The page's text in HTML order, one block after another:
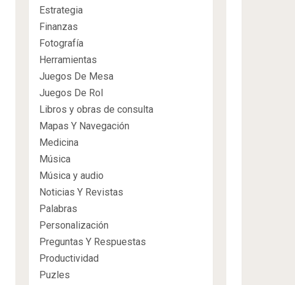
Estrategia
Finanzas
Fotografía
Herramientas
Juegos De Mesa
Juegos De Rol
Libros y obras de consulta
Mapas Y Navegación
Medicina
Música
Música y audio
Noticias Y Revistas
Palabras
Personalización
Preguntas Y Respuestas
Productividad
Puzles